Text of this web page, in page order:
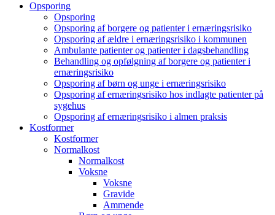
Opsporing
Opsporing
Opsporing af borgere og patienter i ernæringsrisiko
Opsporing af ældre i ernæringsrisiko i kommunen
Ambulante patienter og patienter i dagsbehandling
Behandling og opfølgning af borgere og patienter i
ernæringsrisiko
Opsporing af børn og unge i ernæringsrisiko
Opsporing af ernæringsrisiko hos indlagte patienter på
sygehus
Opsporing af ernæringsrisiko i almen praksis
Kostformer
Kostformer
Normalkost
Normalkost
Voksne
Voksne
Gravide
Ammende